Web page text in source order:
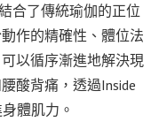
合了傳統瑜伽的正位
作的精確性、體位法
以循序漸進地解決現
酸背痛，透過Inside
體肌力。